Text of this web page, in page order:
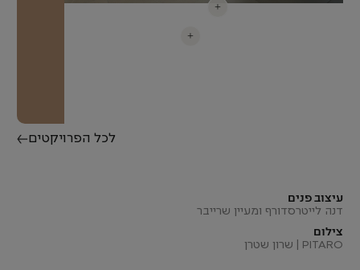
+
+
עיצוב פנים
דנה לייטרסדורף ומעיין שרייבר
צילום
PITARO | שרון שטרן
לכל הפרויקטים